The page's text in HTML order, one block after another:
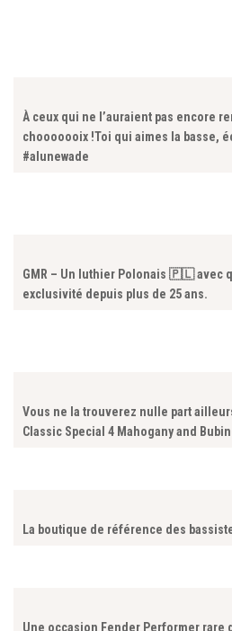
À ceux qui ne l’auraient pas encore
chooooooix !Toi qui aimes la basse,
#alunewade
GMR – Un luthier Polonais 🇵🇱 avec
exclusivité depuis plus de 25 ans.
Vous ne la trouverez nulle part
Classic Special 4 Mahogany and
La boutique de référence des
Une occasion Fender Performer rare